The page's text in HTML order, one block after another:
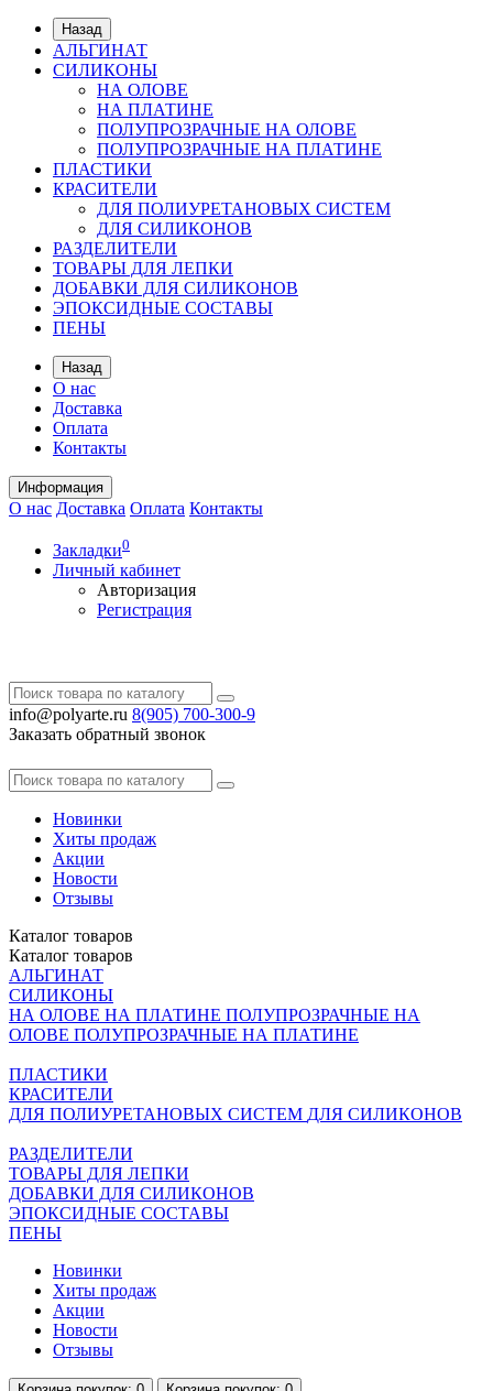
Назад
АЛЬГИНАТ
СИЛИКОНЫ
НА ОЛОВЕ
НА ПЛАТИНЕ
ПОЛУПРОЗРАЧНЫЕ НА ОЛОВЕ
ПОЛУПРОЗРАЧНЫЕ НА ПЛАТИНЕ
ПЛАСТИКИ
КРАСИТЕЛИ
ДЛЯ ПОЛИУРЕТАНОВЫХ СИСТЕМ
ДЛЯ СИЛИКОНОВ
РАЗДЕЛИТЕЛИ
ТОВАРЫ ДЛЯ ЛЕПКИ
ДОБАВКИ ДЛЯ СИЛИКОНОВ
ЭПОКСИДНЫЕ СОСТАВЫ
ПЕНЫ
Назад
О нас
Доставка
Оплата
Контакты
Информация
О нас Доставка Оплата Контакты
Закладки0
Личный кабинет
Авторизация
Регистрация
info@polyarte.ru 8(905) 700-300-9
Заказать обратный звонок
Новинки
Хиты продаж
Акции
Новости
Отзывы
Каталог товаров
Каталог товаров
АЛЬГИНАТ
СИЛИКОНЫ
НА ОЛОВЕ НА ПЛАТИНЕ ПОЛУПРОЗРАЧНЫЕ НА
ОЛОВЕ ПОЛУПРОЗРАЧНЫЕ НА ПЛАТИНЕ
ПЛАСТИКИ
КРАСИТЕЛИ
ДЛЯ ПОЛИУРЕТАНОВЫХ СИСТЕМ ДЛЯ СИЛИКОНОВ
РАЗДЕЛИТЕЛИ
ТОВАРЫ ДЛЯ ЛЕПКИ
ДОБАВКИ ДЛЯ СИЛИКОНОВ
ЭПОКСИДНЫЕ СОСТАВЫ
ПЕНЫ
Новинки
Хиты продаж
Акции
Новости
Отзывы